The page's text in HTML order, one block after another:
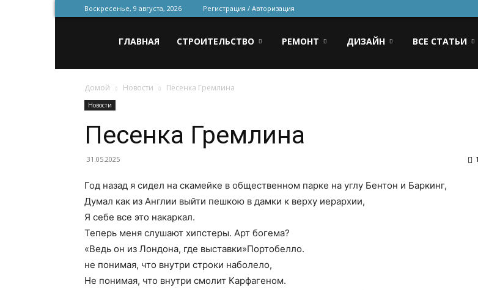
Воскресенье, 9 августа, 2026 Регистрация / Авторизация
для
строительства
и
ремонта
ГЛАВНАЯ СТРОИТЕЛЬСТВО РЕМОНТ ДИЗАЙН ВСЕ СТАТЬИ
Домой Новости Песенка Гремлина
Новости
Песенка Гремлина
31.05.2025
Год назад я сидел на скамейке в общественном парке на углу Бентон и Баркинг,
Думал как из Англии выйти пешкою в дамки к верху иерархии,
Я себе все это накаркал.
Теперь меня слушают хипстеры. Арт богема?
«Ведь он из Лондона, где выставки»Портобелло.
не понимая, что внутри строки наболело,
Не понимая, что внутри смолит Карфагеном.